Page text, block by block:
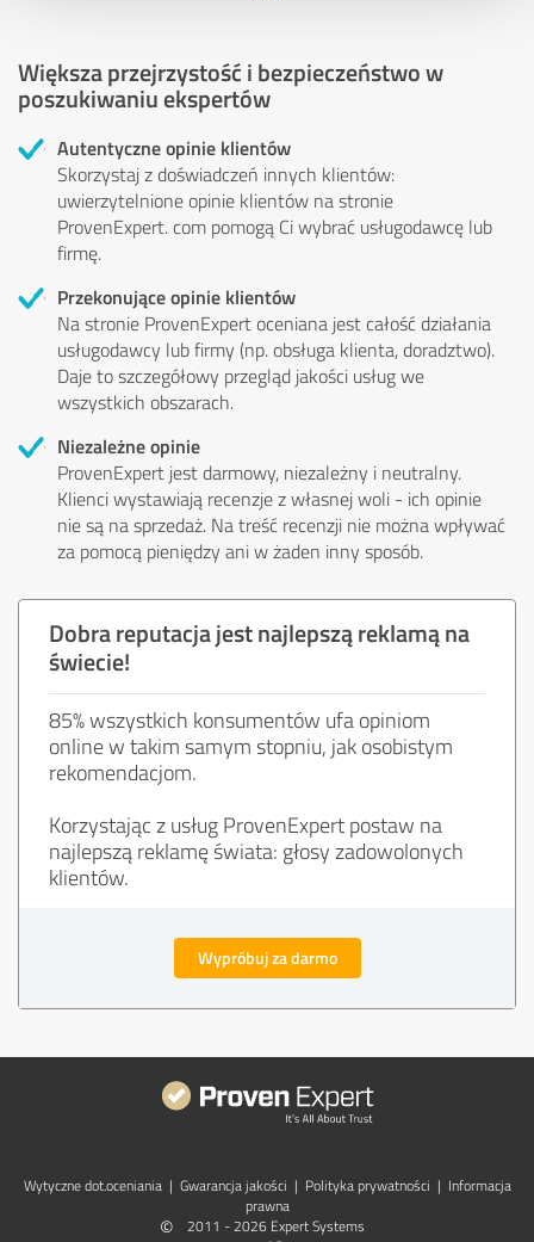
Większa przejrzystość i bezpieczeństwo w
poszukiwaniu ekspertów
Autentyczne opinie klientów
Skorzystaj z doświadczeń innych klientów:
uwierzytelnione opinie klientów na stronie
ProvenExpert. com pomogą Ci wybrać usługodawcę lub
firmę.
Przekonujące opinie klientów
Na stronie ProvenExpert oceniana jest całość działania
usługodawcy lub firmy (np. obsługa klienta, doradztwo).
Daje to szczegółowy przegląd jakości usług we
wszystkich obszarach.
Niezależne opinie
ProvenExpert jest darmowy, niezależny i neutralny.
Klienci wystawiają recenzje z własnej woli - ich opinie
nie są na sprzedaż. Na treść recenzji nie można wpływać
za pomocą pieniędzy ani w żaden inny sposób.
Dobra reputacja jest najlepszą reklamą na
świecie!
85% wszystkich konsumentów ufa opiniom
online w takim samym stopniu, jak osobistym
rekomendacjom.
Korzystając z usług ProvenExpert postaw na
najlepszą reklamę świata: głosy zadowolonych
klientów.
Wypróbuj za darmo
Wytyczne dot.­oceniania | Gwarancja jakości | Polityka prywatności | Informacja
prawna
©
2011 - 2026 Expert Systems